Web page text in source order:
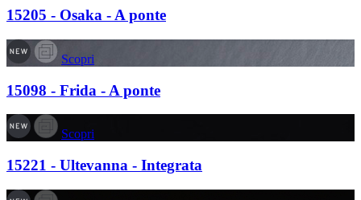
15205 - Osaka - A ponte
Scopri
15098 - Frida - A ponte
Scopri
15221 - Ultevanna - Integrata